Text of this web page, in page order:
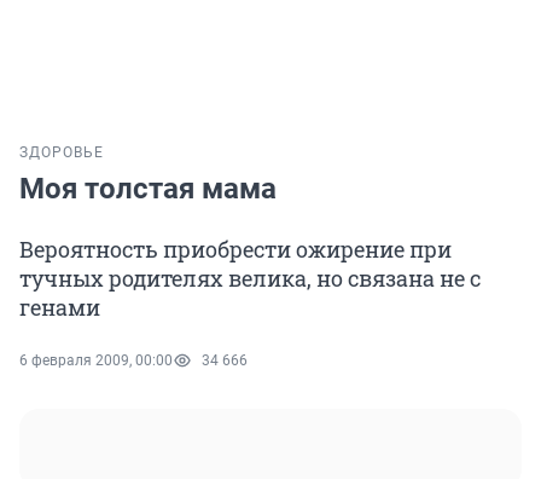
ЗДОРОВЬЕ
Моя толстая мама
Вероятность приобрести ожирение при
тучных родителях велика, но связана не с
генами
6 февраля 2009, 00:00 34 666